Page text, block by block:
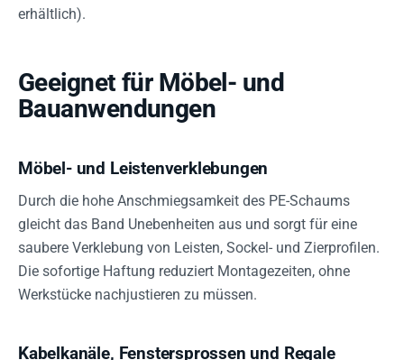
erhältlich).
Geeignet für Möbel- und
Bauanwendungen
Möbel- und Leistenverklebungen
Durch die hohe Anschmiegsamkeit des PE-Schaums
gleicht das Band Unebenheiten aus und sorgt für eine
saubere Verklebung von Leisten, Sockel- und Zierprofilen.
Die sofortige Haftung reduziert Montagezeiten, ohne
Werkstücke nachjustieren zu müssen.
Kabelkanäle, Fenstersprossen und Regale